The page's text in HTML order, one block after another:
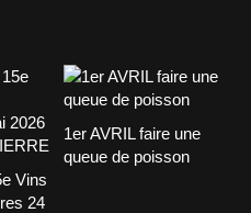
Vins
24
1er AVRIL faire une
queue de poisson